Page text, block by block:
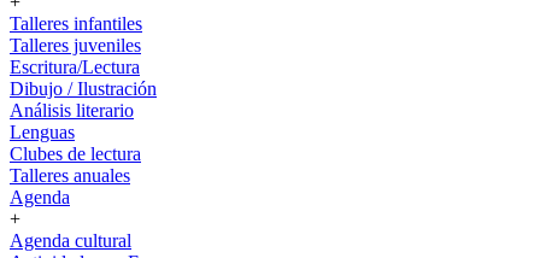
Talleres infantiles
Talleres juveniles
Escritura/Lectura
Dibujo / Ilustración
Análisis literario
Lenguas
Clubes de lectura
Talleres anuales
Agenda
+
Agenda cultural